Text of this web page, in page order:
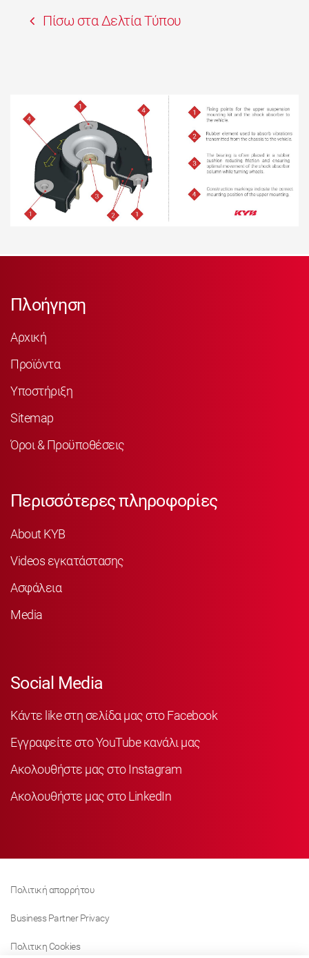
Πίσω στα Δελτία Τύπου
Πλοήγηση
Αρχική
Προϊόντα
Υποστήριξη
Sitemap
Όροι & Προϋποθέσεις
Περισσότερες πληροφορίες
About KYB
Videos εγκατάστασης
Ασφάλεια
Media
Social Media
Κάντε like στη σελίδα μας στο Facebook
Εγγραφείτε στο YouTube κανάλι μας
Ακολουθήστε μας στο Instagram
Ακολουθήστε μας στο LinkedIn
Πολιτική απορρήτου
Business Partner Privacy
Πολιτικη Cookies